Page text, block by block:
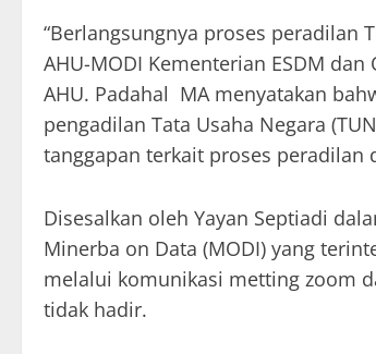
“Berlangsungnya proses peradilan
AHU-MODI Kementerian ESDM
AHU. Padahal MA menyatakan
pengadilan Tata Usaha Negara
tanggapan terkait proses peradilan
Disesalkan oleh Yayan Septiadi
Minerba on Data (MODI) yang
melalui komunikasi metting zoom
tidak hadir.